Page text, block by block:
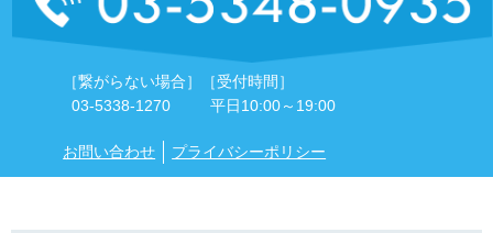
［繋がらない場合］
03-5338-1270
［受付時間］
平日10:00～19:00
お問い合わせ プライバシーポリシー